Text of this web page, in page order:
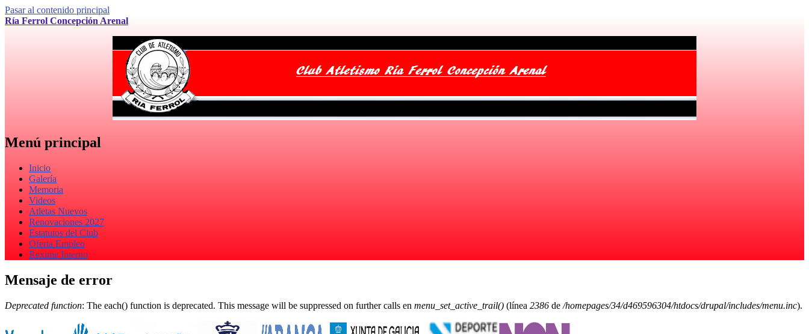
Pasar al contenido principal
Ría Ferrol Concepción Arenal
Menú principal
Inicio
Galería
Memoria
Videos
Atletas Nuevos
Renovaciones 2027
Estatutos del Club
Oferta Empleo
Rexime Interno
Mensaje de error
Deprecated function: The each() function is deprecated. This message will be suppressed on further calls en menu_set_active_trail() (línea 2386 de /homepages/34/d469596304/htdocs/drupal/includes/menu.inc).